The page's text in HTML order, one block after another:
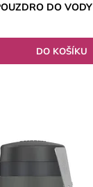
DO VODY